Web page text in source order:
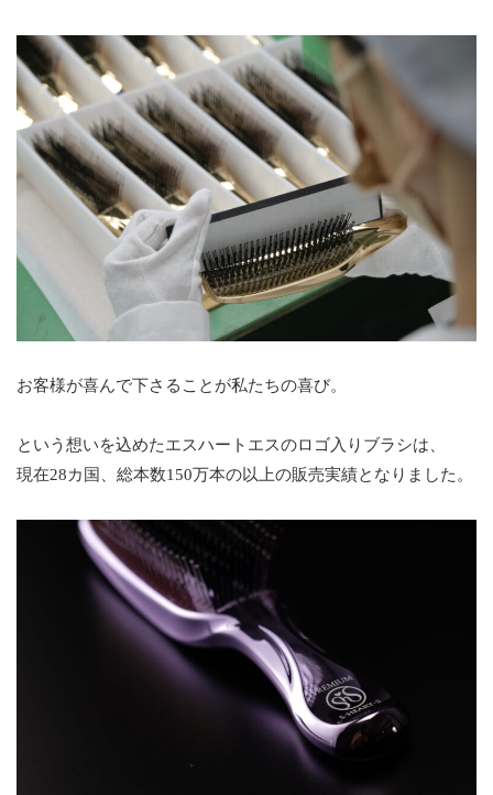
お客様が喜んで下さることが私たちの喜び。
という想いを込めたエスハートエスのロゴ入りブラシは、
現在28カ国、総本数150万本の以上の販売実績となりました。